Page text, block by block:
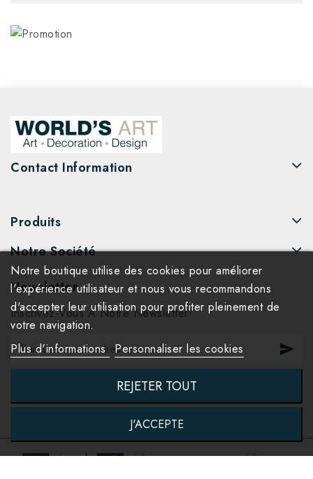
Contact Information
Produits
Notre Société
Newsletter
Inscrivez-Vous À Notre Newsletter!
Notre boutique utilise des cookies pour améliorer
l'expérience utilisateur et nous vous recommandons
d'accepter leur utilisation pour profiter pleinement de
votre navigation.
Plus d'informations Personnaliser les cookies
REJETER TOUT
J'ACCEPTE